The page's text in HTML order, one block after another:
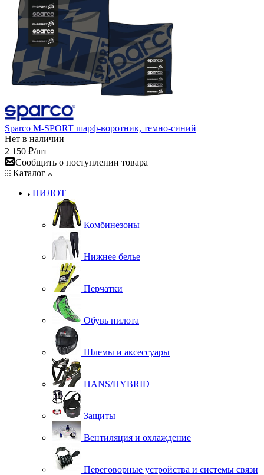
Sparco M-SPORT шарф-воротник, темно-синий
Нет в наличии
2 150 ₽/шт
Сообщить о поступлении товара
Каталог
ПИЛОТ
Комбинезоны
Нижнее белье
Перчатки
Обувь пилота
Шлемы и аксессуары
HANS/HYBRID
Защиты
Вентиляция и охлаждение
Переговорные устройства и системы связи